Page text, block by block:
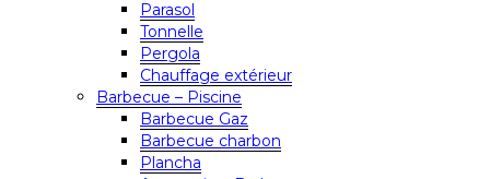
Parasol
Tonnelle
Pergola
Chauffage extérieur
Barbecue – Piscine
Barbecue Gaz
Barbecue charbon
Plancha